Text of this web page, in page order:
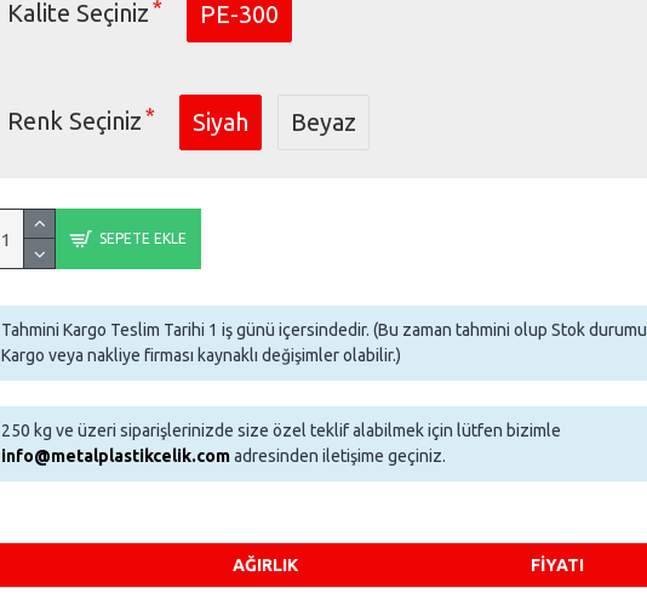
SEPETE EKLE
Kalite Seçiniz PE-300
Renk Seçiniz Siyah Beyaz
Tahmini Kargo Teslim Tarihi 1 iş günü içersindedir. (Bu zaman tahmini olup Stok durumu
Kargo veya nakliye firması kaynaklı değişimler olabilir.)
250 kg ve üzeri siparişlerinizde size özel teklif alabilmek için lütfen bizimle
info@metalplastikcelik.comadresinden iletişime geçiniz.
AĞIRLIK FİYATI